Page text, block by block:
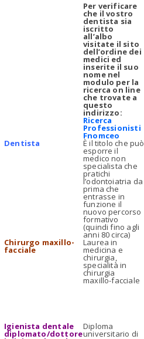
Per verificare
che il vostro
dentista sia
iscritto
all’albo
visitate il sito
dell’ordine dei
medici ed
inserite il suo
nome nel
modulo per la
ricerca on line
che trovate a
questo
indirizzo:
Ricerca
Professionisti
Fnomceo
Dentista È il titolo che può
esporre il
medico non
specialista che
pratichi
l’odontoiatria da
prima che
entrasse in
funzione il
nuovo percorso
formativo
(quindi fino agli
anni 80 circa)
Chirurgo maxillo-
facciale
Laurea in
medicina e
chirurgia,
specialità in
chirurgia
maxillo-facciale
Igienista dentale
diplomato/dottore
Diploma
universitario di